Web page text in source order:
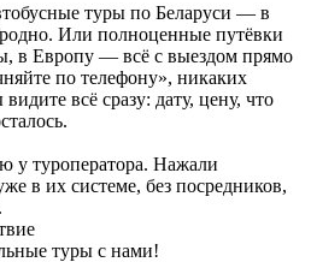
туры по Беларуси — в
Или полноценные путёвки
в Европу — всё с выездом прямо
по телефону», никаких
всё сразу: дату, цену, что
у туроператора. Нажали
в их системе, без посредников,
туры с нами!